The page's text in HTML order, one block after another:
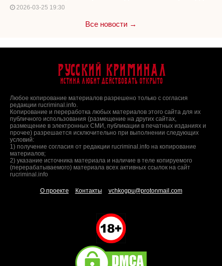
2026-03-25 19:30
Все новости →
Русский Криминал
Истина любит действовать открыто
Любое копирование материалов разрешено только с согласия
редакции rucriminal.info.
Копирование и переработка любых материалов этого сайта для их
публичного использования (размещение на других сайтах,
размещение в электронных СМИ, публикации в печатных изданиях и
прочее) разрешается исключительно при выполнении следующих
условий:
1) получение согласия от редакции rucriminal.info на копирование
материалов;
2) указание источника материала и наличие в теле копируемого
(перерабатываемого) материала всех активных ссылок на сайт
rucriminal.info
О проекте Контакты vchkogpu@protonmail.com